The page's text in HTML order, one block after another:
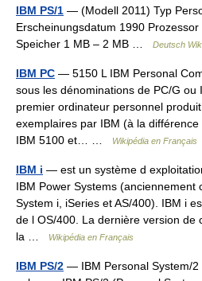
IBM PS/1 — (Modell 2011) Typ
Erscheinungsdatum 1990
Speicher 1 MB – 2 MB …
Deutsch
IBM PC — 5150 L IBM Personal
sous les dénominations de PC/G ou
premier ordinateur personnel
exemplaires par IBM (à la
IBM 5100 et… …
Wikipédia en Français
IBM i — est un système d
IBM Power Systems (anciennement
System i, iSeries et AS/400). IBM i
de l OS/400. La dernière version de
la …
Wikipédia en Français
IBM PS/2 — IBM Personal System/2